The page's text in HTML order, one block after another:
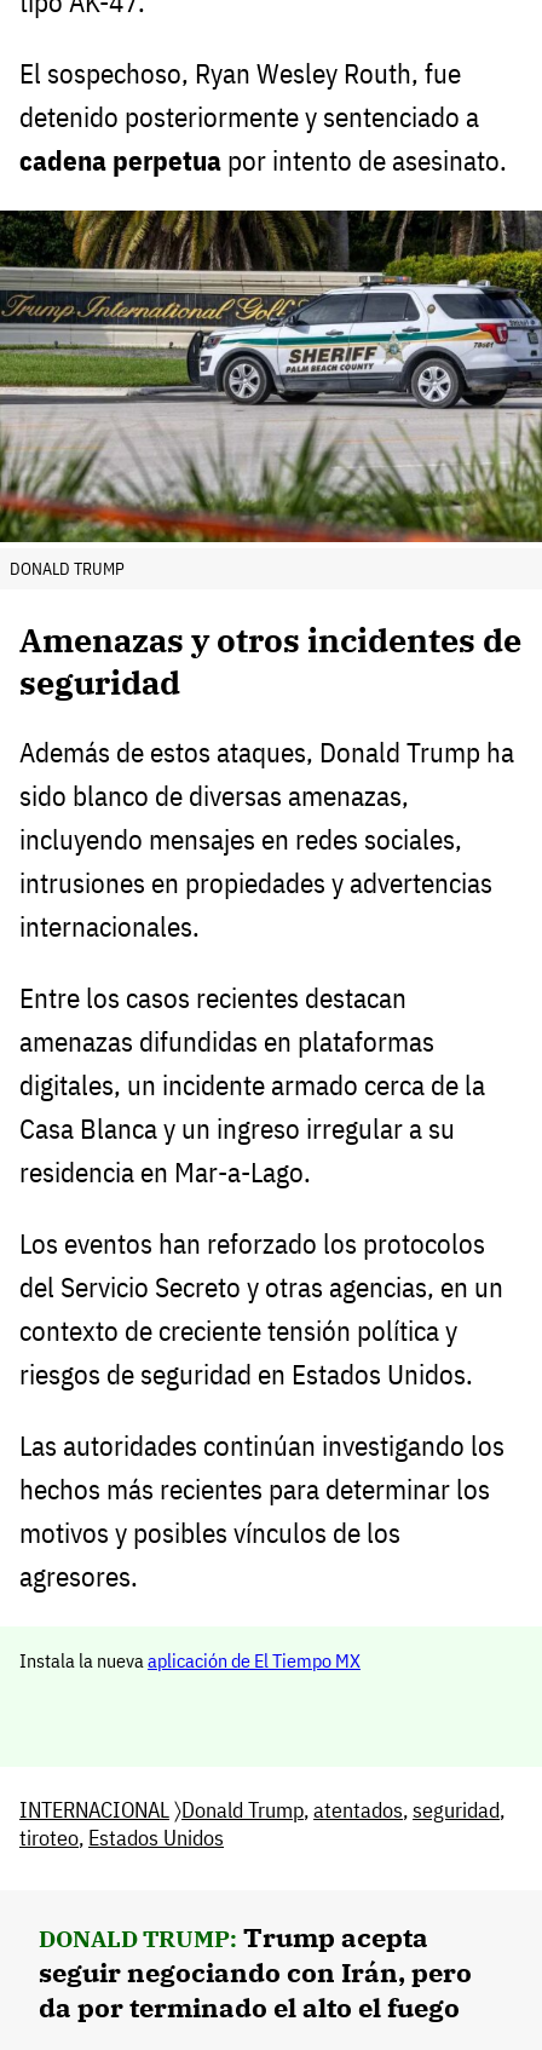
El sospechoso, Ryan Wesley Routh, fue
detenido posteriormente y sentenciado a
cadena perpetua por intento de asesinato.
DONALD TRUMP
Amenazas y otros incidentes de
seguridad
Además de estos ataques, Donald Trump ha
sido blanco de diversas amenazas,
incluyendo mensajes en redes sociales,
intrusiones en propiedades y advertencias
internacionales.
Entre los casos recientes destacan
amenazas difundidas en plataformas
digitales, un incidente armado cerca de la
Casa Blanca y un ingreso irregular a su
residencia en Mar-a-Lago.
Los eventos han reforzado los protocolos
del Servicio Secreto y otras agencias, en un
contexto de creciente tensión política y
riesgos de seguridad en Estados Unidos.
Las autoridades continúan investigando los
hechos más recientes para determinar los
motivos y posibles vínculos de los
agresores.
Instala la nueva aplicación de El Tiempo MX
INTERNACIONAL〉Donald Trump,atentados,seguridad,
tiroteo, Estados Unidos
DONALD TRUMP: Trump acepta
seguir negociando con Irán, pero
da por terminado el alto el fuego